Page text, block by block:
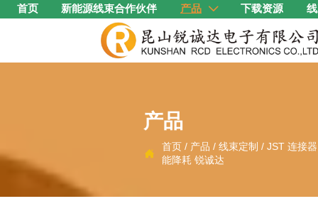
首页 新能源线束合作伙伴 产品  下载资源
产品

首页 / 产品 /线束定制 /JST 连接
能降耗 锐诚达